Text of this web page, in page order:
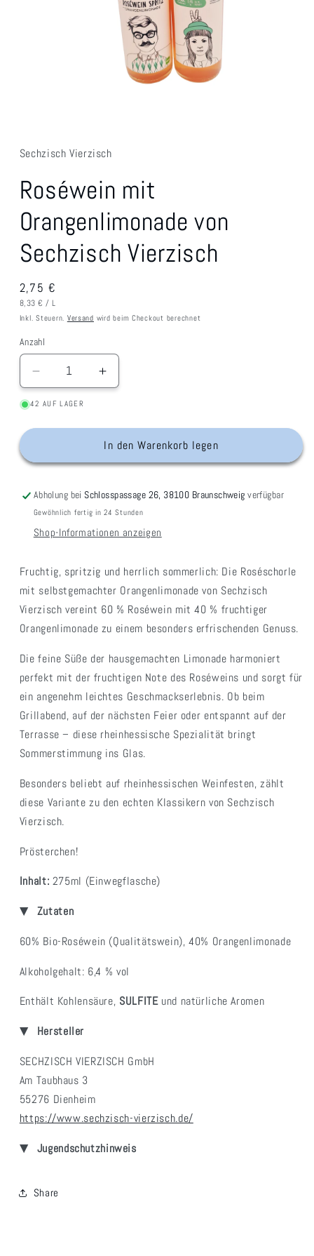
Modal
öffnen
Sechzisch Vierzisch
Roséwein mit
Orangenlimonade von
Sechzisch Vierzisch
Normaler
Preis
2,75 €
GRUNDPREIS
8,33 € / PRO
L
Inkl. Steuern. Versand wird beim Checkout berechnet
Anzahl
Verringere
die
Menge
Orangenlimonade
Sechzisch
Vierzisch
Erhöhe
die
Roséwein
Orangenlimonade
Sechzisch
Vierzisch
42 AUF LAGER
In den Warenkorb legen
Abholung beiSchlosspassage 26, 38100 Braunschweig verfügbar
Gewöhnlich fertig in 24 Stunden
Shop-Informationen anzeigen
Fruchtig, spritzig und herrlich sommerlich: Die Roséschorle
mit selbstgemachter Orangenlimonade von Sechzisch
Vierzisch vereint 60 % Roséwein mit 40 % fruchtiger
Orangenlimonade zu einem besonders erfrischenden Genuss.
Die feine Süße der hausgemachten Limonade harmoniert
perfekt mit der fruchtigen Note des Roséweins und sorgt für
ein angenehm leichtes Geschmackserlebnis. Ob beim
Grillabend, auf der nächsten Feier oder entspannt auf der
Terrasse – diese rheinhessische Spezialität bringt
Sommerstimmung ins Glas.
Besonders beliebt auf rheinhessischen Weinfesten, zählt
diese Variante zu den echten Klassikern von Sechzisch
Vierzisch.
Prösterchen!
Inhalt: 275ml (Einwegflasche)
Zutaten
60% Bio-Roséwein (Qualitätswein), 40% Orangenlimonade
Alkoholgehalt: 6,4 % vol
Enthält Kohlensäure, SULFITEund natürliche Aromen
Hersteller
SECHZISCH VIERZISCH GmbH
Am Taubhaus 3
55276 Dienheim
https://www.sechzisch-vierzisch.de/
Jugendschutzhinweis
Share